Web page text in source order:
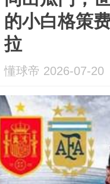
的小白格策
拉
懂球帝 2026-07-20